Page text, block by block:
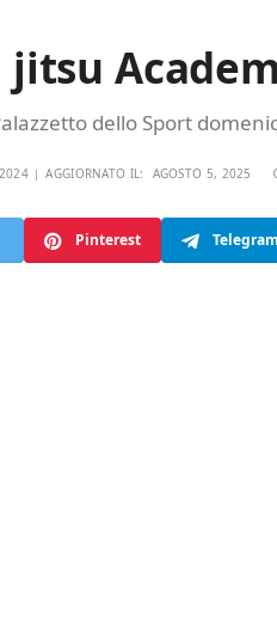
jitsu
dello Sport
AGGIORNATO IL: AGOSTO 5, 2025
Pinterest Telegram